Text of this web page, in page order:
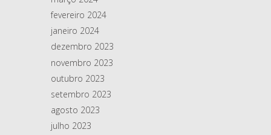
fevereiro 2024
janeiro 2024
dezembro 2023
novembro 2023
outubro 2023
setembro 2023
agosto 2023
julho 2023